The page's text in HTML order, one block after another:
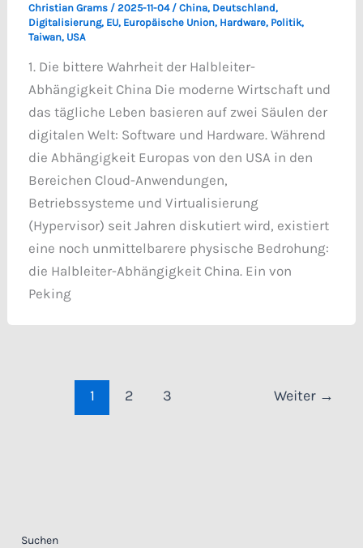
Christian Grams / 2025-11-04 / China, Deutschland,
Digitalisierung, EU, Europäische Union, Hardware, Politik,
Taiwan, USA
1. Die bittere Wahrheit der Halbleiter-
Abhängigkeit China Die moderne Wirtschaft und
das tägliche Leben basieren auf zwei Säulen der
digitalen Welt: Software und Hardware. Während
die Abhängigkeit Europas von den USA in den
Bereichen Cloud-Anwendungen,
Betriebssysteme und Virtualisierung
(Hypervisor) seit Jahren diskutiert wird, existiert
eine noch unmittelbarere physische Bedrohung:
die Halbleiter-Abhängigkeit China. Ein von
Peking
1 2 3 Weiter →
Suchen